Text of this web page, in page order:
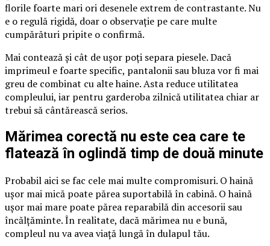
florile foarte mari ori desenele extrem de contrastante. Nu
e o regulă rigidă, doar o observație pe care multe
cumpărături pripite o confirmă.
Mai contează și cât de ușor poți separa piesele. Dacă
imprimeul e foarte specific, pantalonii sau bluza vor fi mai
greu de combinat cu alte haine. Asta reduce utilitatea
compleului, iar pentru garderoba zilnică utilitatea chiar ar
trebui să cântărească serios.
Mărimea corectă nu este cea care te
flatează în oglindă timp de două minute
Probabil aici se fac cele mai multe compromisuri. O haină
ușor mai mică poate părea suportabilă în cabină. O haină
ușor mai mare poate părea reparabilă din accesorii sau
încălțăminte. În realitate, dacă mărimea nu e bună,
compleul nu va avea viață lungă în dulapul tău.